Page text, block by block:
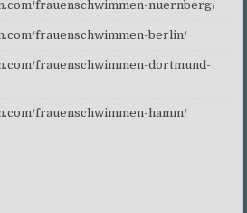
frauenschwimmen-nuernberg/
frauenschwimmen-berlin/
frauenschwimmen-dortmund-
frauenschwimmen-hamm/